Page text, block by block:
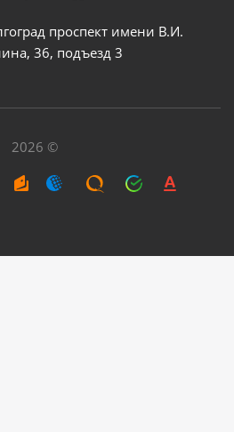
проспект имени В.И.
36, подъезд 3
2026 ©